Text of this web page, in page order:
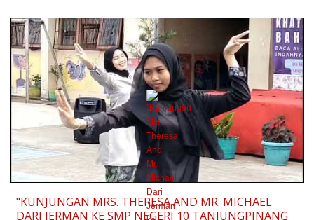
"KUNJUNGAN MRS. THERESA AND MR. MICHAEL
DARI JERMAN KE SMP NEGERI 10 TANJUNGPINANG